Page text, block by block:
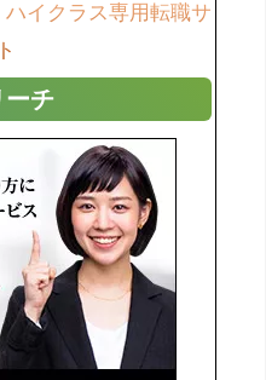
イクラス専用転職サ
ーチ